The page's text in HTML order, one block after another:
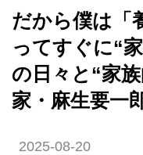
だから僕は「
ってすぐに“
の日々と“家
家・麻生要一
2025-08-20